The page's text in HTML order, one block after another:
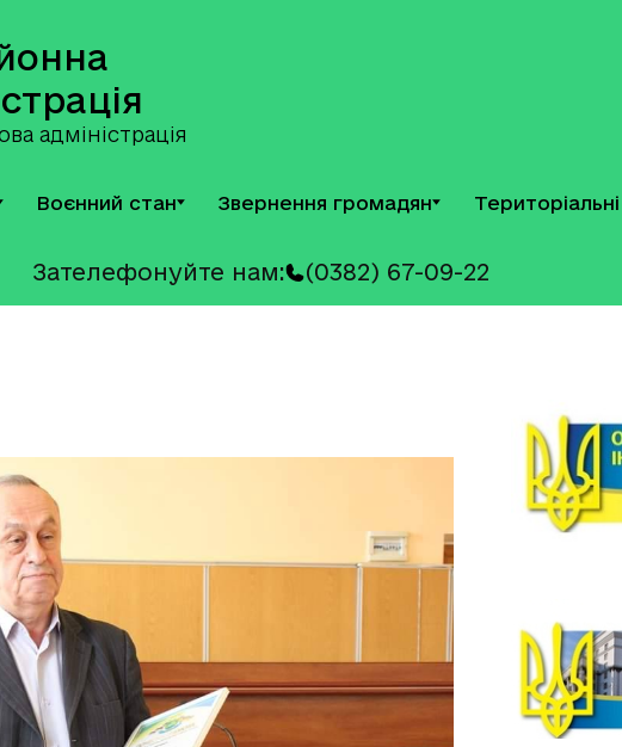
адміністрація
Воєнний стан Звернення громадян
Зателефонуйте нам: (0382) 67-09-22